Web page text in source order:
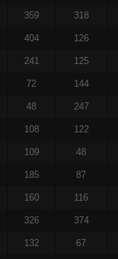
359 318
404 126
241 125
72 144
48 247
108 122
109 48
185 87
160 116
326 374
132 67